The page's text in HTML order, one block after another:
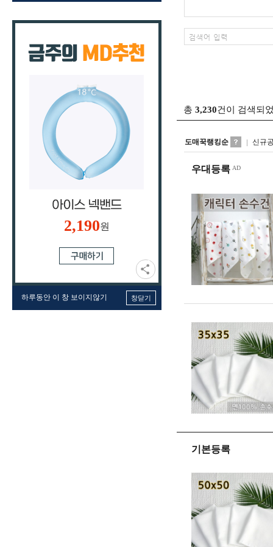
2,190원
하루동안 이 창 보이지않기 창닫기
총 3,230건이 검색되
도매꾹랭킹순 신규
우대등록
기본등록